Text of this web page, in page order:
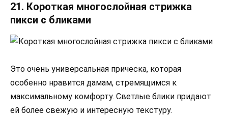
21. Короткая многослойная стрижка
пикси с бликами
Это очень универсальная прическа, которая
особенно нравится дамам, стремящимся к
максимальному комфорту. Светлые блики придают
ей более свежую и интересную текстуру.